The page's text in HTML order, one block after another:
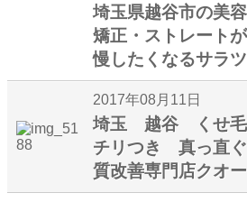
埼玉県越谷市の美
矯正・ストレート
慢したくなるサラ
2017年08月11日
埼玉 越谷 くせ
チリつき 真っ直
質改善専門店クオ